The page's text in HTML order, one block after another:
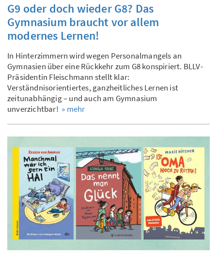
G9 oder doch wieder G8? Das
Gymnasium braucht vor allem
modernes Lernen!
In Hinterzimmern wird wegen Personalmangels an
Gymnasien über eine Rückkehr zum G8 konspiriert. BLLV-
Präsidentin Fleischmann stellt klar:
Verständnisorientiertes, ganzheitliches Lernen ist
zeitunabhängig – und auch am Gymnasium
unverzichtbar! » mehr